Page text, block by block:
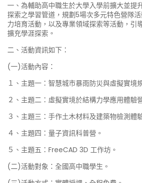
一、為輔助高中職生於大學入學前擴大並提
探索之學習管道，規劃5場次多元特色營隊
力培育活動，以及專業領域探索等活動，引
擴充學涯探索。
二、活動資訊如下：
(一)活動內容：
１、主題一：智慧城市暴雨防災與虛擬實境
２、主題二：虛擬實境於結構力學應用體驗
３、主題三：手作土木材料及建築物檢測體
４、主題四：量子資訊科普營。
５、主題五：FreeCAD 3D 工作坊。
(二)活動對象：全國高中職學生。